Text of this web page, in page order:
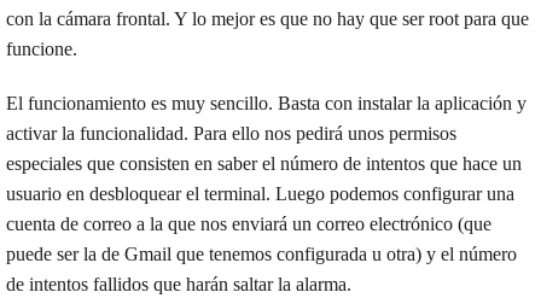
con la cámara frontal. Y lo mejor es que no hay que ser root para que
funcione.
El funcionamiento es muy sencillo. Basta con instalar la aplicación y
activar la funcionalidad. Para ello nos pedirá unos permisos
especiales que consisten en saber el número de intentos que hace un
usuario en desbloquear el terminal. Luego podemos configurar una
cuenta de correo a la que nos enviará un correo electrónico (que
puede ser la de Gmail que tenemos configurada u otra) y el número
de intentos fallidos que harán saltar la alarma.